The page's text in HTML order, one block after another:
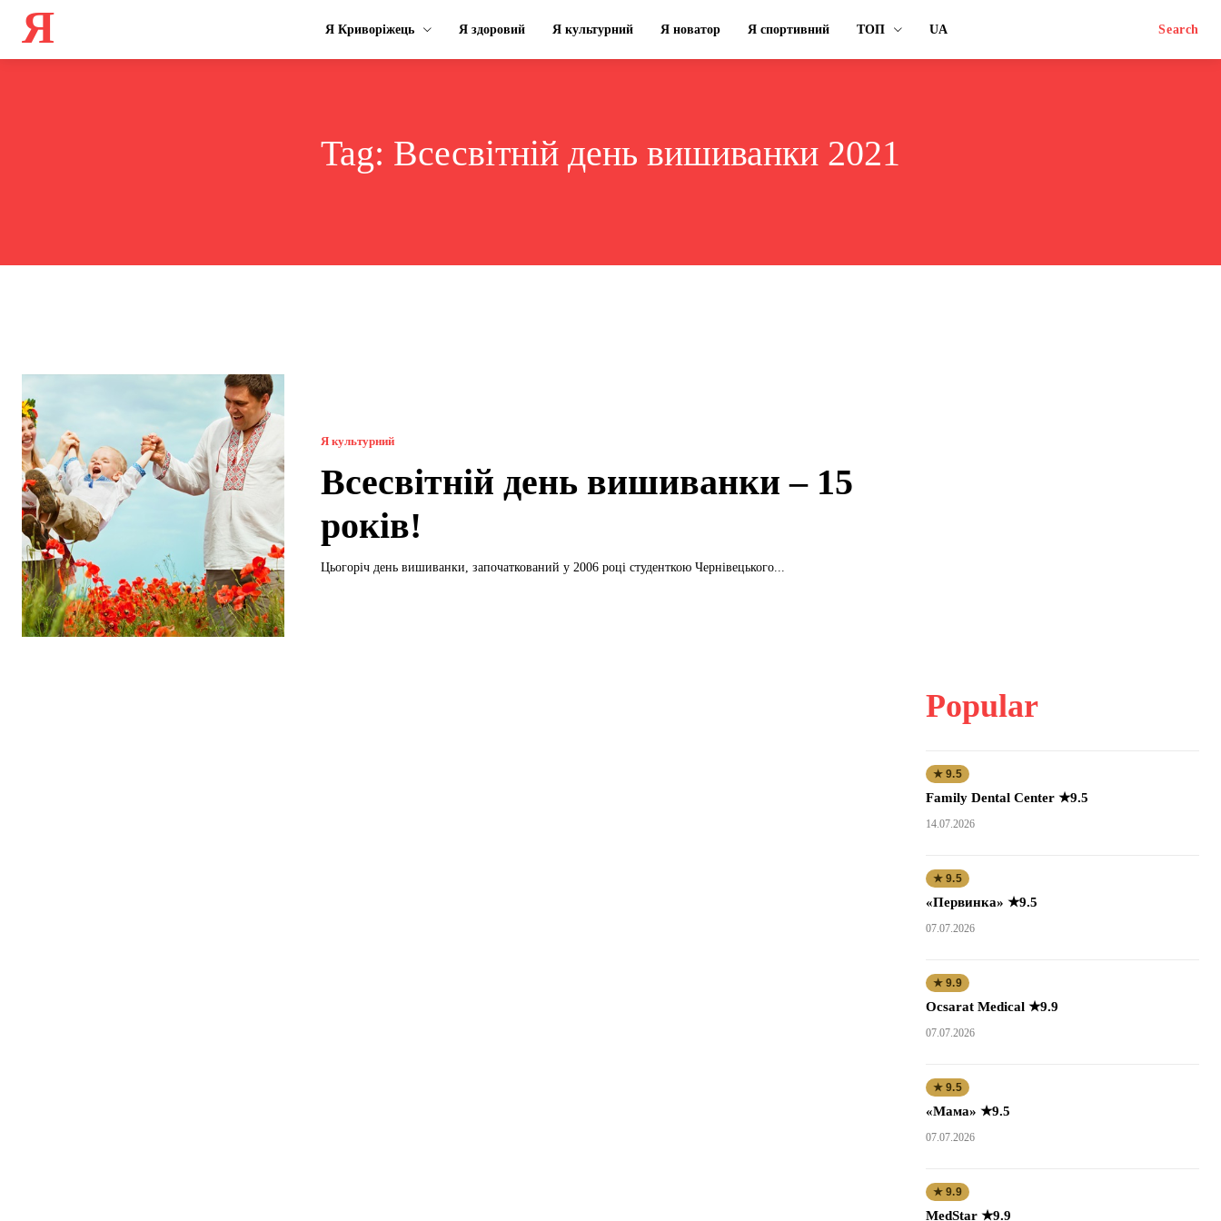
Я Я Криворіжець Я здоровий Я культурний Я новатор Я спортивний ТОП UA Search
Tag: Всесвітній день вишиванки 2021
Я культурний
Всесвітній день вишиванки – 15
років!
Цьогоріч день вишиванки, започаткований у 2006 році студенткою Чернівецького...
Popular
★ 9.5
Family Dental Center ★9.5
14.07.2026
★ 9.5
«Первинка» ★9.5
07.07.2026
★ 9.9
Ocsarat Medical ★9.9
07.07.2026
★ 9.5
«Мама» ★9.5
07.07.2026
★ 9.9
MedStar ★9.9